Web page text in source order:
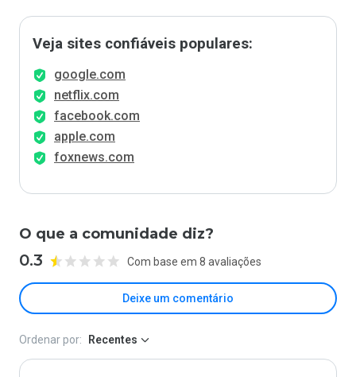
Veja sites confiáveis populares:
google.com
netflix.com
facebook.com
apple.com
foxnews.com
O que a comunidade diz?
0.3 Com base em 8 avaliações
Deixe um comentário
Ordenar por: Recentes